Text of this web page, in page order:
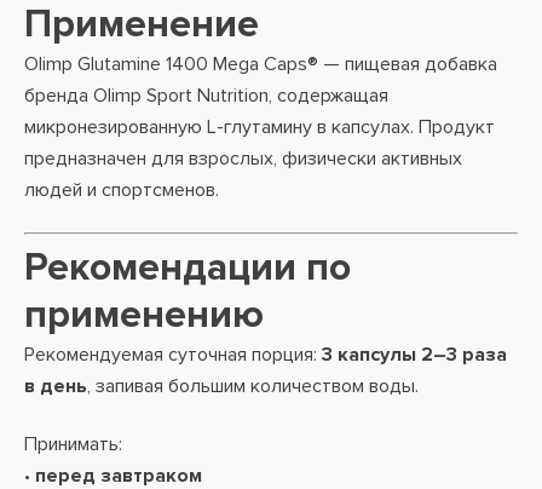
Применение
Olimp Glutamine 1400 Mega Caps® — пищевая добавка
бренда Olimp Sport Nutrition, содержащая
микронезированную L-глутамину в капсулах. Продукт
предназначен для взрослых, физически активных
людей и спортсменов.
Рекомендации по
применению
Рекомендуемая суточная порция: 3 капсулы 2–3 раза
в день, запивая большим количеством воды.
Принимать:
• перед завтраком